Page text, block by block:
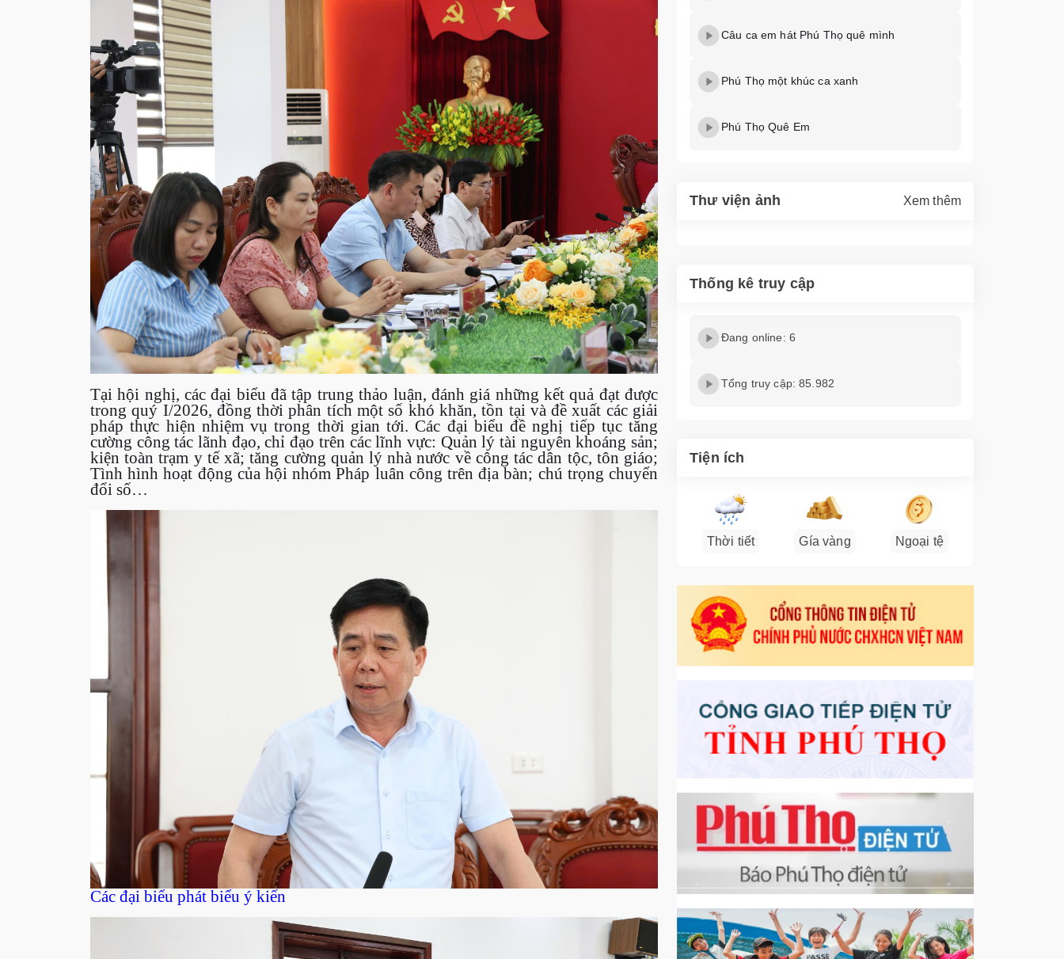
Tại hội nghị, các đại biểu đã tập trung thảo luận, đánh giá những kết quả đạt được
trong quý I/2026, đồng thời phân tích một số khó khăn, tồn tại và đề xuất các giải
pháp thực hiện nhiệm vụ trong thời gian tới. Các đại biểu đề nghị tiếp tục tăng
cường công tác lãnh đạo, chỉ đạo trên các lĩnh vực: Quản lý tài nguyên khoáng sản;
kiện toàn trạm y tế xã; tăng cường quản lý nhà nước về công tác dân tộc, tôn giáo;
Tình hình hoạt động của hội nhóm Pháp luân công trên địa bàn; chú trọng chuyển
đổi số…
Các đại biểu phát biểu ý kiến
Câu ca em hát Phú Thọ quê mình
Phú Thọ một khúc ca xanh
Phú Thọ Quê Em
Thư viện ảnh Xem thêm
Thống kê truy cập
Đang online: 6
Tổng truy cập: 85.982
Tiện ích
Thời tiết Gía vàng Ngoại tệ